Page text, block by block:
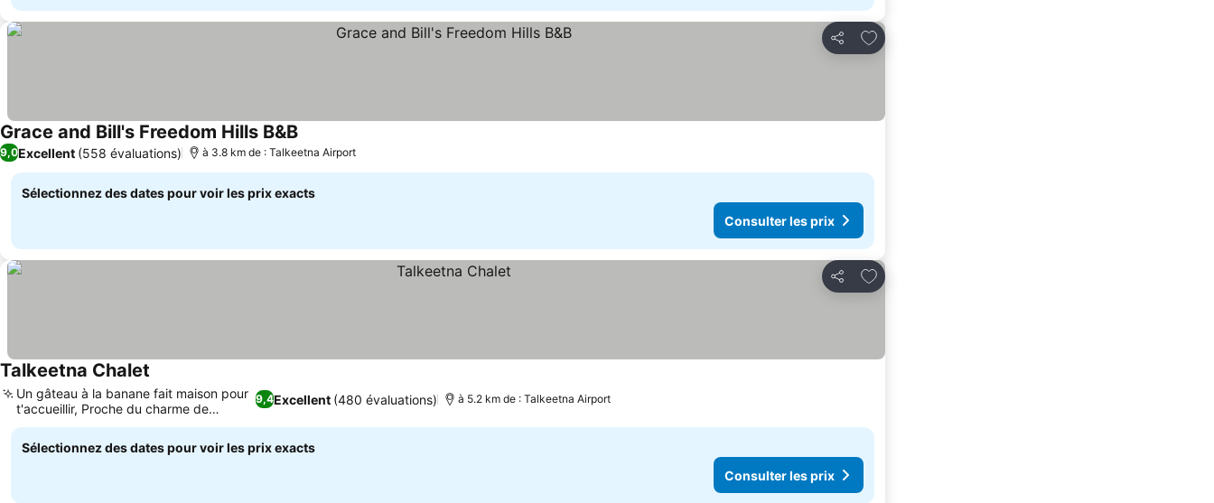
Partager
Ajouter à mes favoris
Grace and Bill's Freedom Hills B&B
9,0Excellent (558 évaluations) à 3.8 km de : Talkeetna Airport
Sélectionnez des dates pour voir les prix exacts
Consulter les prix
Partager
Ajouter à mes favoris
Talkeetna Chalet
9,4Excellent (480 évaluations)
Un gâteau à la banane fait maison pour
t'accueillir, Proche du charme de
Talkeetna
à 5.2 km de : Talkeetna Airport
Sélectionnez des dates pour voir les prix exacts
Consulter les prix